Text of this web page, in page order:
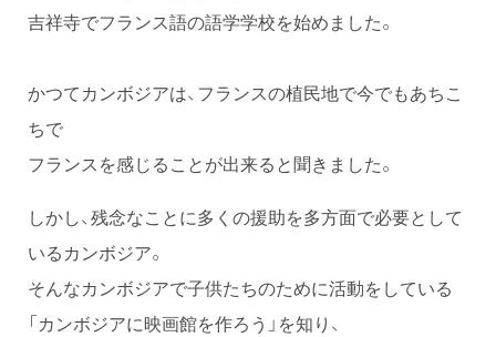
吉祥寺でフランス語の語学学校を始めました。
かつてカンボジアは、フランスの植民地で今でもあちこ
ちで
フランスを感じることが出来ると聞きました。
しかし、残念なことに多くの援助を多方面で必要として
いるカンボジア。
そんなカンボジアで子供たちのために活動をしている
「カンボジアに映画館を作ろう」を知り、